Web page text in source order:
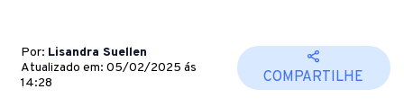
Por: Lisandra Suellen
Atualizado em: 05/02/2025 ás
14:28
COMPARTILHE